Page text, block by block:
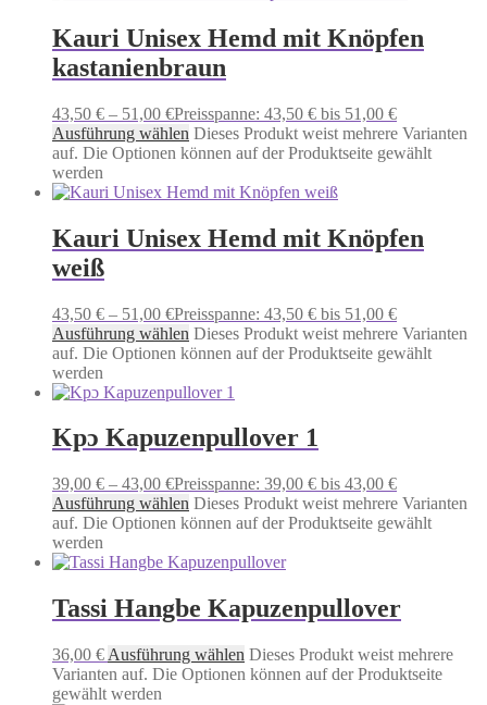
Kauri Unisex Hemd mit Knöpfen
kastanienbraun
43,50 € – 51,00 €Preisspanne: 43,50 € bis 51,00 €
Ausführung wählen Dieses Produkt weist mehrere Varianten
auf. Die Optionen können auf der Produktseite gewählt
werden
Kauri Unisex Hemd mit Knöpfen
weiß
43,50 € – 51,00 €Preisspanne: 43,50 € bis 51,00 €
Ausführung wählen Dieses Produkt weist mehrere Varianten
auf. Die Optionen können auf der Produktseite gewählt
werden
Kpɔ Kapuzenpullover 1
39,00 € – 43,00 €Preisspanne: 39,00 € bis 43,00 €
Ausführung wählen Dieses Produkt weist mehrere Varianten
auf. Die Optionen können auf der Produktseite gewählt
werden
Tassi Hangbe Kapuzenpullover
36,00 € Ausführung wählen Dieses Produkt weist mehrere
Varianten auf. Die Optionen können auf der Produktseite
gewählt werden